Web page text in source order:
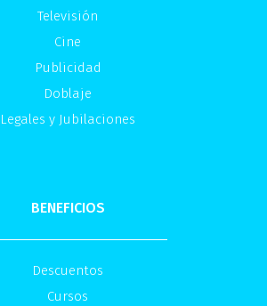
Televisión
Cine
Publicidad
Doblaje
Legales y Jubilaciones
BENEFICIOS
Descuentos
Cursos